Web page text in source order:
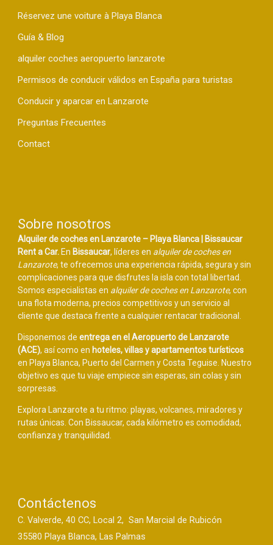
Réservez une voiture à Playa Blanca
Guía & Blog
alquiler coches aeropuerto lanzarote
Permisos de conducir válidos en España para turistas
Conducir y aparcar en Lanzarote
Preguntas Frecuentes
Contact
Sobre nosotros
Alquiler de coches en Lanzarote – Playa Blanca | Bissaucar
Rent a Car. En Bissaucar, líderes en alquiler de coches en
Lanzarote, te ofrecemos una experiencia rápida, segura y sin
complicaciones para que disfrutes la isla con total libertad.
Somos especialistas en alquiler de coches en Lanzarote, con
una flota moderna, precios competitivos y un servicio al
cliente que destaca frente a cualquier rentacar tradicional.
Disponemos deentrega en el Aeropuerto de Lanzarote
(ACE), así como en hoteles, villas y apartamentos turísticos
en Playa Blanca, Puerto del Carmen y Costa Teguise. Nuestro
objetivo es que tu viaje empiece sin esperas, sin colas y sin
sorpresas.
Explora Lanzarote a tu ritmo: playas, volcanes, miradores y
rutas únicas. Con Bissaucar, cada kilómetro es comodidad,
confianza y tranquilidad.
Contáctenos
C. Valverde, 40 CC, Local 2, San Marcial de Rubicón
35580 Playa Blanca, Las Palmas